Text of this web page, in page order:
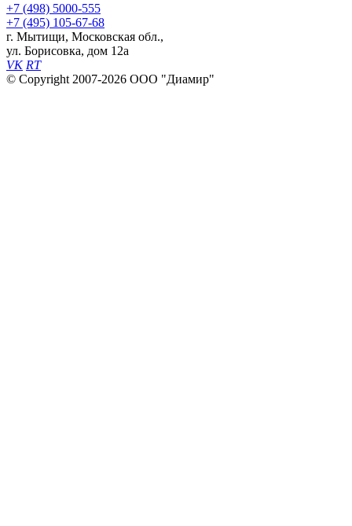
+7 (498) 5000-555
+7 (495) 105-67-68
г. Мытищи, Московская обл.,
ул. Борисовка, дом 12а
VK RT
© Copyright 2007-2026 ООО "Диамир"